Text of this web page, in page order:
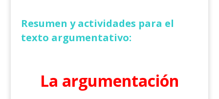
Resumen y actividades para el
texto argumentativo:
La argumentación